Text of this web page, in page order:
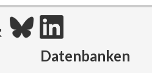
Datenbanken